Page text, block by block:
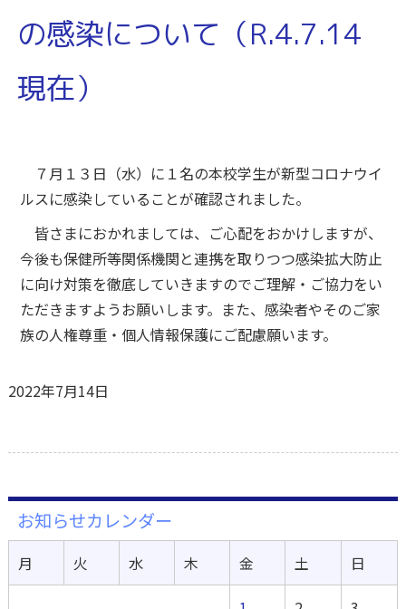
の感染について（R.4.7.14
現在）
７月１３日（水）に１名の本校学生が新型コロナウイ
ルスに感染していることが確認されました。
皆さまにおかれましては、ご心配をおかけしますが、
今後も保健所等関係機関と連携を取りつつ感染拡大防止
に向け対策を徹底していきますのでご理解・ご協力をい
ただきますようお願いします。また、感染者やそのご家
族の人権尊重・個人情報保護にご配慮願います。
2022年7月14日
お知らせカレンダー
月 火 水 木 金 土 日